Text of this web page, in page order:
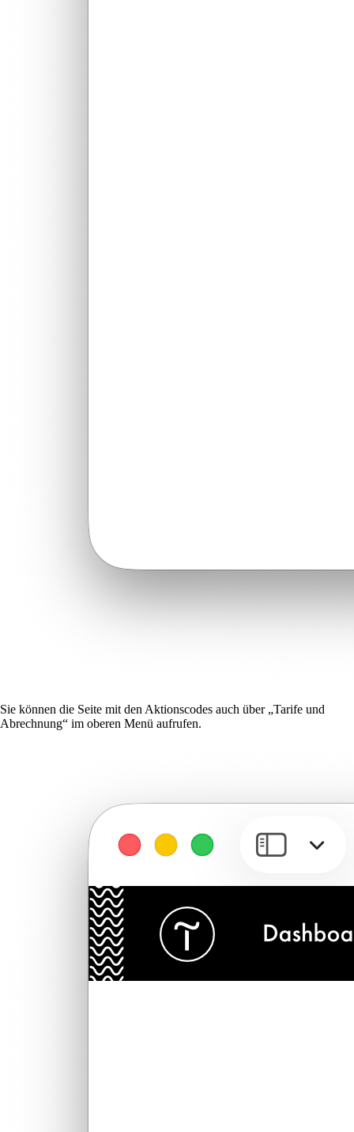
Sie können die Seite mit den Aktionscodes auch über „Tarife und
Abrechnung“ im oberen Menü aufrufen.